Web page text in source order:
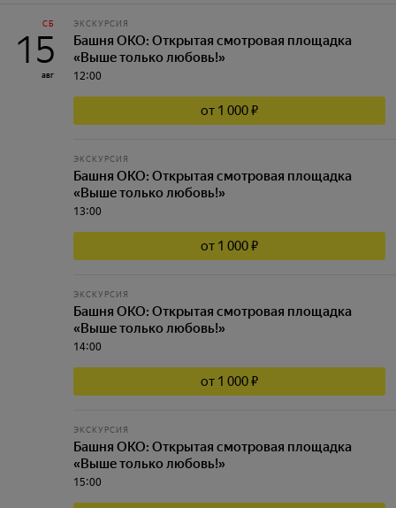
СБ
15
авг
ЭКСКУРСИЯ
Башня ОКО: Открытая смотровая площадка
«Выше только любовь!»
12:00
от 1 000 ₽
ЭКСКУРСИЯ
Башня ОКО: Открытая смотровая площадка
«Выше только любовь!»
13:00
от 1 000 ₽
ЭКСКУРСИЯ
Башня ОКО: Открытая смотровая площадка
«Выше только любовь!»
14:00
от 1 000 ₽
ЭКСКУРСИЯ
Башня ОКО: Открытая смотровая площадка
«Выше только любовь!»
15:00